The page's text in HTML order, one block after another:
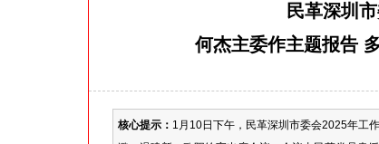
民革深圳
何杰主委作主题报告
核心提示： 1月10日下午，民革深圳市委会2025年工